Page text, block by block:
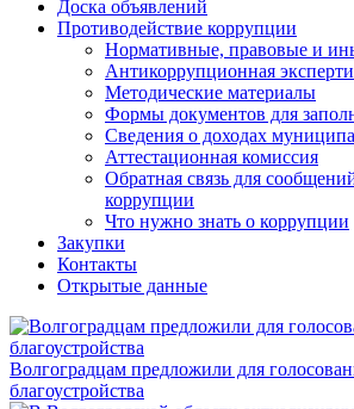
Доска объявлений
Противодействие коррупции
Нормативные, правовые и
Антикоррупционная
Методические материалы
Формы документов для
Сведения о доходах
Аттестационная комиссия
Обратная связь для
коррупции
Что нужно знать о коррупции
Закупки
Контакты
Открытые данные
Волгоградцам предложили для
благоустройства